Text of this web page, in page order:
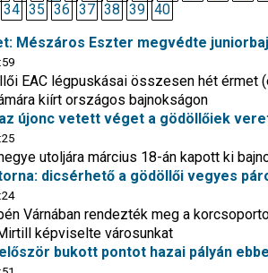
34 35 36 37 38 39 40
Mészáros Eszter megvédte
EAC légpuskásai összesen hét érmet
kiírt országos bajnokságon
újonc vetett véget a gödöllőiek
utoljára március 18-án kapott ki
dicsérhető a gödöllői vegyes
Várnában rendezték meg a
képviselte városunkat
bukott pontot hazai pályán